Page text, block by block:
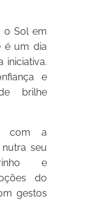
o Sol em
é um dia
iniciativa.
e
brilhe
com a
nutra seu
e
do
gestos